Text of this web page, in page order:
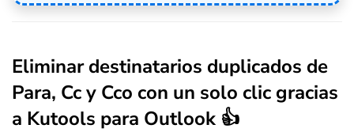
Eliminar destinatarios duplicados de
Para, Cc y Cco con un solo clic gracias
a Kutools para Outlook 👍